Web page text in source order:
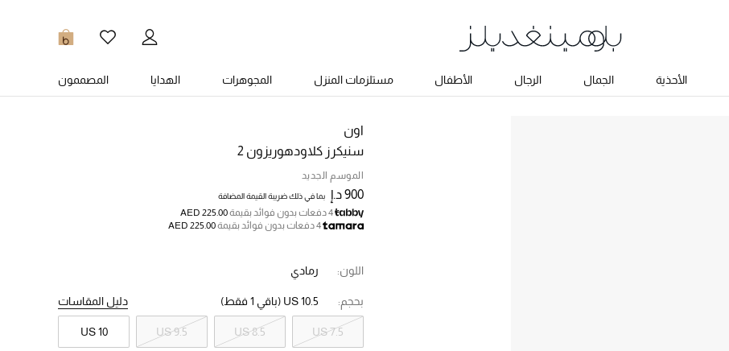
0
الأحذية الجمال الرجال الأطفال مستلزمات المنزل المجوهرات الهدايا المصممون
اون
سنيكرز كلاودهوريزون 2
الموسم الجديد
900 د.إ بما في ذلك ضريبة القيمة المضافة
4 دفعات بدون فوائد بقيمة
AED 225.00
4 دفعات بدون فوائد بقيمة
AED 225.00
اللون: رمادي
بحجم: US 10.5 (باقي 1 فقط) دليل المقاسات
US 7.5
US 8.5
US 9.5
US 10